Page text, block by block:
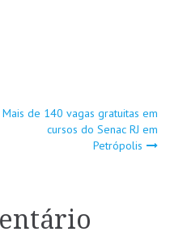
Mais de 140 vagas gratuitas em
cursos do Senac RJ em
Petrópolis